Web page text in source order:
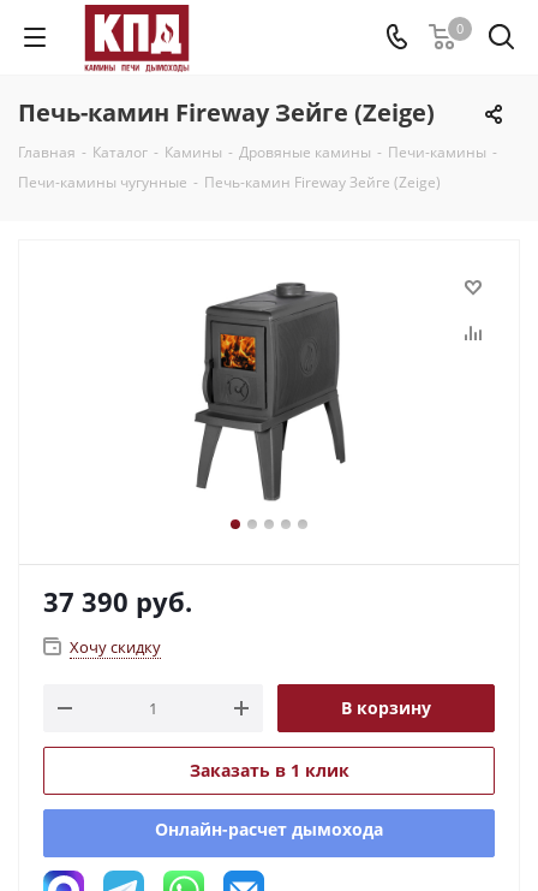
0
Печь-камин Fireway Зейге (Zeige)
Главная - Каталог - Камины - Дровяные камины - Печи-камины -
Печи-камины чугунные - Печь-камин Fireway Зейге (Zeige)
37 390 руб.
Хочу скидку
В корзину
Заказать в 1 клик
Онлайн-расчет дымохода